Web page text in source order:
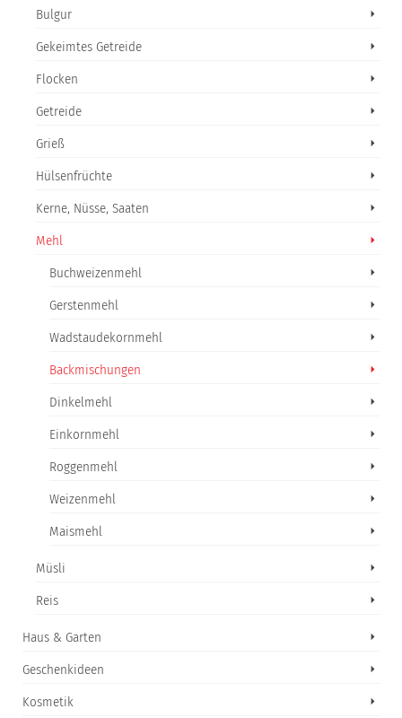
Bulgur
Gekeimtes Getreide
Flocken
Getreide
Grieß
Hülsenfrüchte
Kerne, Nüsse, Saaten
Mehl
Buchweizenmehl
Gerstenmehl
Wadstaudekornmehl
Backmischungen
Dinkelmehl
Einkornmehl
Roggenmehl
Weizenmehl
Maismehl
Müsli
Reis
Haus & Garten
Geschenkideen
Kosmetik